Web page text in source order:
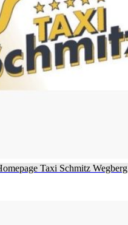
Taxi Schmitz Wegberg